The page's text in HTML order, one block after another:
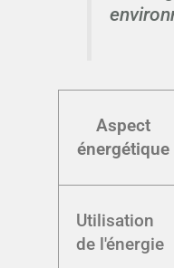
Aspect
énergétique
Utilisation
de l'énergie